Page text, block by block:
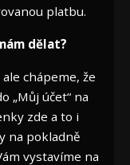
platbu.
dělat?
chápeme, že
„Můj účet“ na
zde a to i
na pokladně
vystavíme na